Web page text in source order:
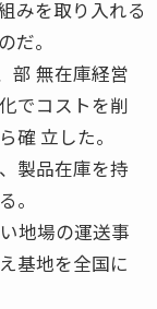
みを取り入れる
だ。
部 無在庫経営
でコストを削
確 立した。
製品在庫を持
。
地場の運送事
基地を全国に